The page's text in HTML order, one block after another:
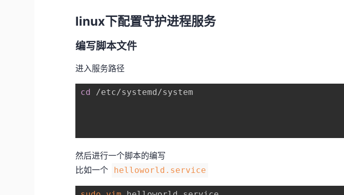
linux下配置守护进程服务
编写脚本文件
进入服务路径
cd /etc/systemd/system
然后进行一个脚本的编写
比如一个
helloworld.service